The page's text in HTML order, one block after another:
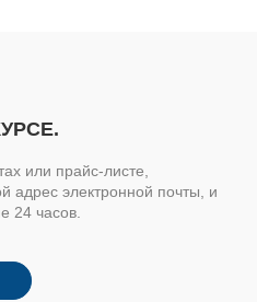
или прайс-листе,
адрес электронной почты, и
24 часов.